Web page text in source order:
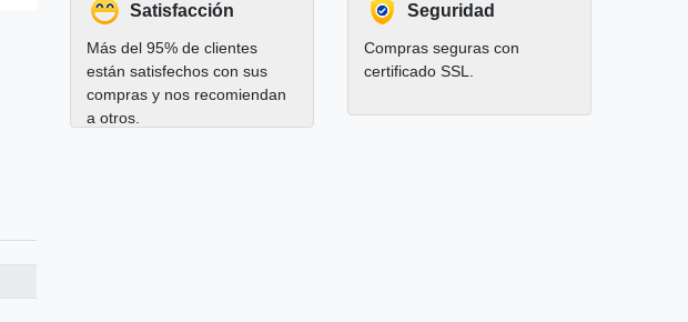
Satisfacción
Más del 95% de clientes
están satisfechos con sus
compras y nos recomiendan
a otros.
Seguridad
Compras seguras con
certificado SSL.